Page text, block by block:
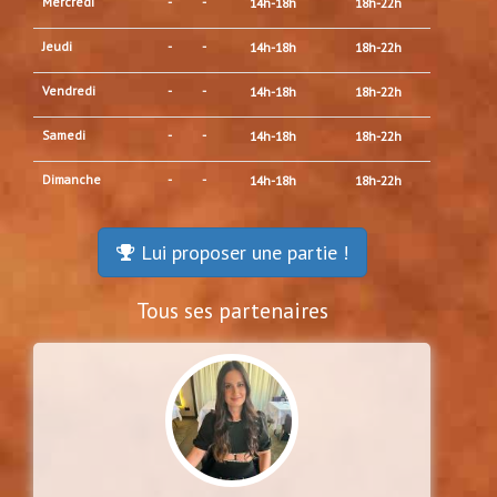
Jeudi - - 14h-18h 18h-22h
Vendredi - - 14h-18h 18h-22h
Samedi - - 14h-18h 18h-22h
Dimanche - - 14h-18h 18h-22h
Lui proposer une partie !
Tous ses partenaires